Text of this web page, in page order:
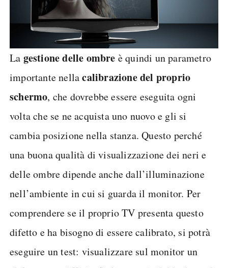
La gestione delle ombre è quindi un parametro
importante nellacalibrazione del proprio
schermo, che dovrebbe essere eseguita ogni
volta che se ne acquista uno nuovo e gli si
cambia posizione nella stanza. Questo perché
una buona qualità di visualizzazione dei neri e
delle ombre dipende anche dall’illuminazione
nell’ambiente in cui si guarda il monitor. Per
comprendere se il proprio TV presenta questo
difetto e ha bisogno di essere calibrato, si potrà
eseguire un test: visualizzare sul monitor un